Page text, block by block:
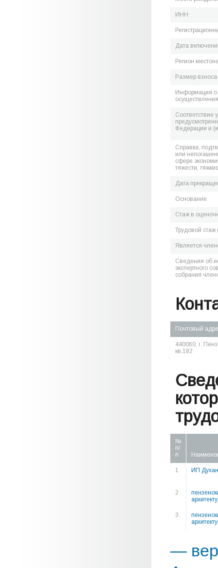
ИНН
Дата
Регион
Размер
Информация о
Соответствие
Федерации и
Справка,
или
сфере
тяжести,
Дата
Основание
Стаж в
Трудовой стаж
Является
Сведения об
экспертного
собрания
Почтовый
440060, г.
кв.182
№
п/
п
1 ИП
2
3
—